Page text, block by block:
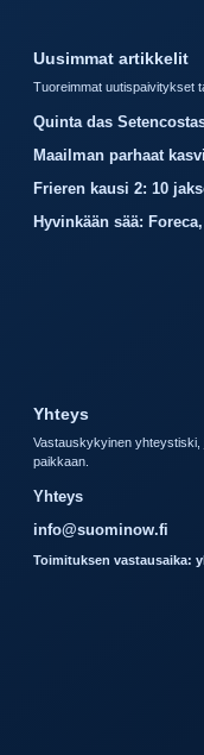
Uusimmat artikkelit
Tuoreimmat uutispaivitykset
Quinta das
Maailman parhaat
Frieren kausi 2: 10
Hyvinkään sää:
Yhteys
Vastauskykyinen yhteystiski,
paikkaan.
Yhteys
info@suominow.fi
Toimituksen vastausaika: